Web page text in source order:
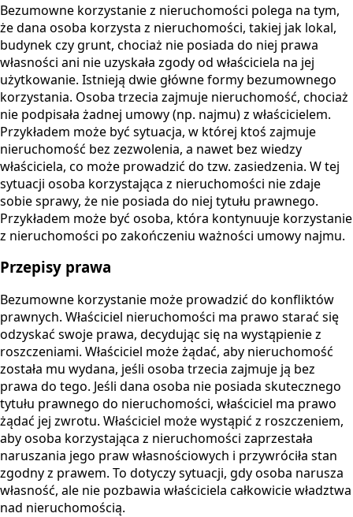
Bezumowne korzystanie z nieruchomości polega na tym,
że dana osoba korzysta z nieruchomości, takiej jak lokal,
budynek czy grunt, chociaż nie posiada do niej prawa
własności ani nie uzyskała zgody od właściciela na jej
użytkowanie. Istnieją dwie główne formy bezumownego
korzystania. Osoba trzecia zajmuje nieruchomość, chociaż
nie podpisała żadnej umowy (np. najmu) z właścicielem.
Przykładem może być sytuacja, w której ktoś zajmuje
nieruchomość bez zezwolenia, a nawet bez wiedzy
właściciela, co może prowadzić do tzw. zasiedzenia. W tej
sytuacji osoba korzystająca z nieruchomości nie zdaje
sobie sprawy, że nie posiada do niej tytułu prawnego.
Przykładem może być osoba, która kontynuuje korzystanie
z nieruchomości po zakończeniu ważności umowy najmu.
Przepisy prawa
Bezumowne korzystanie może prowadzić do konfliktów
prawnych. Właściciel nieruchomości ma prawo starać się
odzyskać swoje prawa, decydując się na wystąpienie z
roszczeniami. Właściciel może żądać, aby nieruchomość
została mu wydana, jeśli osoba trzecia zajmuje ją bez
prawa do tego. Jeśli dana osoba nie posiada skutecznego
tytułu prawnego do nieruchomości, właściciel ma prawo
żądać jej zwrotu. Właściciel może wystąpić z roszczeniem,
aby osoba korzystająca z nieruchomości zaprzestała
naruszania jego praw własnościowych i przywróciła stan
zgodny z prawem. To dotyczy sytuacji, gdy osoba narusza
własność, ale nie pozbawia właściciela całkowicie władztwa
nad nieruchomością.